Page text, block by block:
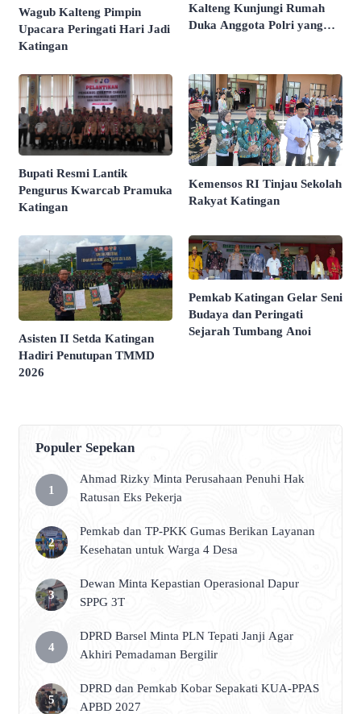
Wagub Kalteng Pimpin
Upacara Peringati Hari Jadi
Katingan
Kalteng Kunjungi Rumah
Duka Anggota Polri yang
Bupati Resmi Lantik
Pengurus Kwarcab Pramuka
Katingan
Kemensos RI Tinjau Sekolah
Rakyat Katingan
Asisten II Setda Katingan
Hadiri Penutupan TMMD
2026
Pemkab Katingan Gelar Seni
Budaya dan Peringati
Sejarah Tumbang Anoi
Populer Sepekan
Ahmad Rizky Minta Perusahaan Penuhi Hak
Ratusan Eks Pekerja
Pemkab dan TP-PKK Gumas Berikan Layanan
Kesehatan untuk Warga 4 Desa
Dewan Minta Kepastian Operasional Dapur
SPPG 3T
DPRD Barsel Minta PLN Tepati Janji Agar
Akhiri Pemadaman Bergilir
DPRD dan Pemkab Kobar Sepakati KUA-PPAS
APBD 2027